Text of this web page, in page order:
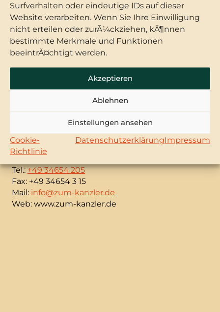
Surfverhalten oder eindeutige IDs auf dieser
Website verarbeiten. Wenn Sie Ihre Einwilligung
nicht erteilen oder zurÃ¼ckziehen, kÃ¶nnen
bestimmte Merkmale und Funktionen
beeintrÃ¤chtigt werden.
Akzeptieren
Ablehnen
Einstellungen ansehen
Cookie-
Richtlinie
DatenschutzerklärungImpressum
< Zurück
Hotel & Restaurant
Markt 8
06536 Südharz/ OT Stolberg (Harz)
Tel.:+49 34654 205
Fax: +49 34654 3 15
Mail: info@zum-kanzler.de
Web: www.zum-kanzler.de